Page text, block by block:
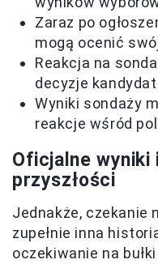
Zaraz po
mogą ocenić
Reakcja na
decyzje
Wyniki sondaży
reakcje wśród
Oficjalne wyniki
przyszłości
Jednakże, czekanie
zupełnie inna
oczekiwanie na